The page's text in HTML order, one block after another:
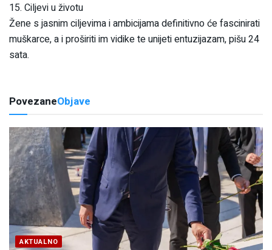
15. Ciljevi u životu
Žene s jasnim ciljevima i ambicijama definitivno će fascinirati
muškarce, a i proširiti im vidike te unijeti entuzijazam, pišu 24
sata.
PovezaneObjave
AKTUALNO